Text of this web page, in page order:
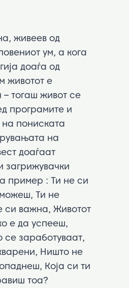
живеев од
ум, а кога
доаѓа од
животот е
тогаш живот се
програмите и
пониската
на
доаѓаат
загрижувачки
пример : Ти не си
Ти не
си важна, Животот
е да успееш,
се заработуваат,
Ништо не
Која си ти
тоа?